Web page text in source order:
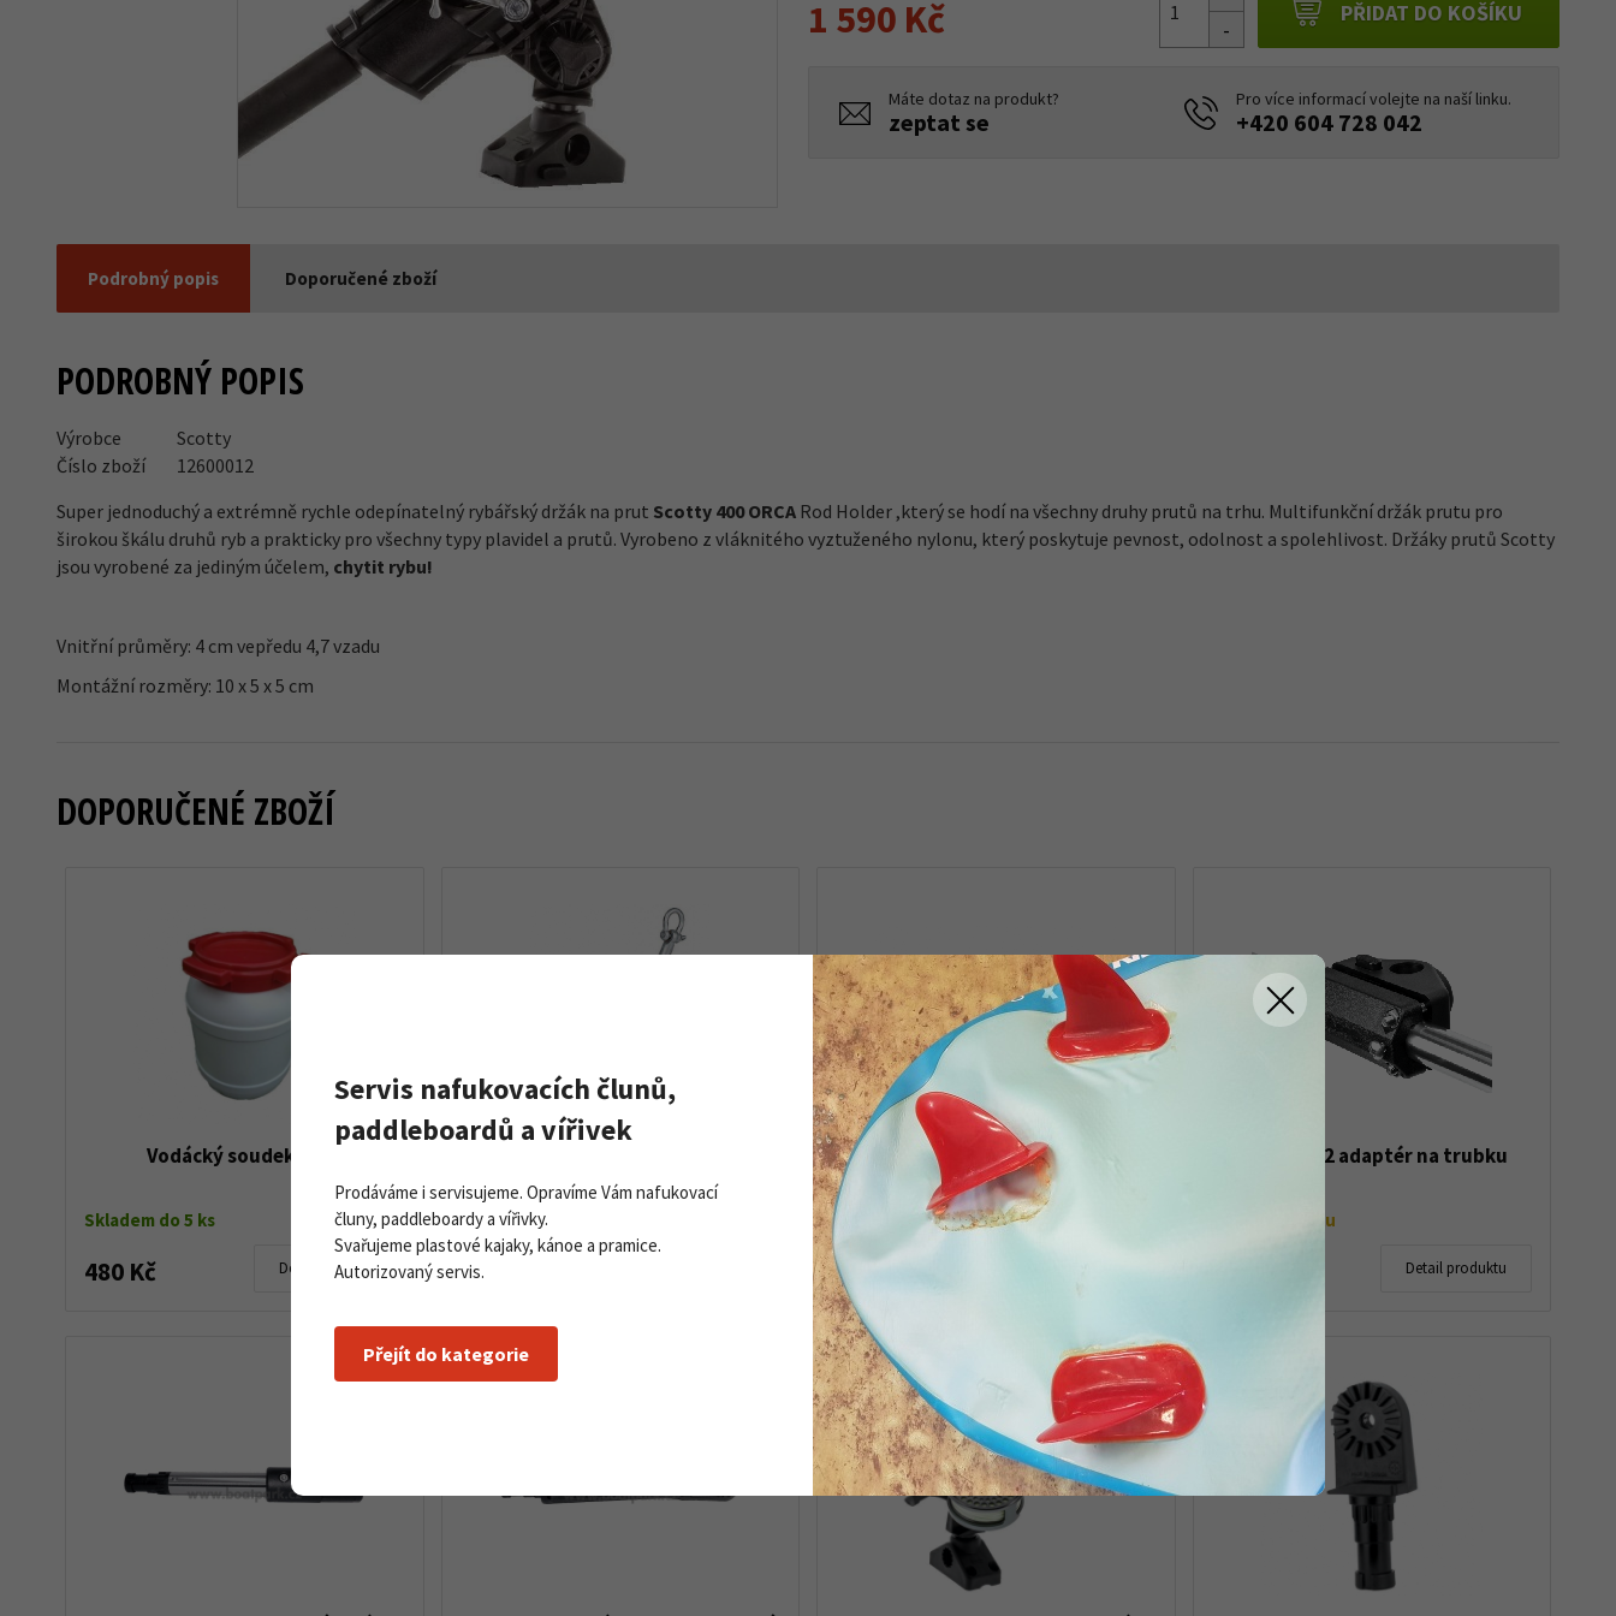
1 590 Kč PŘIDAT DO KOŠÍKU
Máte dotaz na produkt?
zeptat se
Pro více informací volejte na naší linku.
+420 604 728 042
Podrobný popis Doporučené zboží
PODROBNÝ POPIS
Výrobce
Scotty
Číslo zboží
12600012
Super jednoduchý a extrémně rychle odepínatelný rybářský držák na prut Scotty 400 ORCA Rod Holder ,který se hodí na všechny druhy prutů na trhu. Multifunkční držák prutu pro
širokou škálu druhů ryb a prakticky pro všechny typy plavidel a prutů. Vyrobeno z vláknitého vyztuženého nylonu, který poskytuje pevnost, odolnost a spolehlivost. Držáky prutů Scotty
jsou vyrobené za jediným účelem, chytit rybu!
Vnitřní průměry: 4 cm vepředu 4,7 vzadu
Montážní rozměry: 10 x 5 x 5 cm
DOPORUČENÉ ZBOŽÍ
Vodácký soudek 6,4 L
Skladem do 5 ks
480 Kč Detail produktu
Skladem do 5 ks
305 Kč
Servisní souprava na čluny X-
Treme Fix 30 g ve vodotěsném
obalu
Skladem
290 Kč
Scotty 242 adaptér na trubku
Na objednávku
Detail produktu
Servis nafukovacích člunů,
paddleboardů a vířivek
Prodáváme i servisujeme. Opravíme Vám nafukovací
čluny, paddleboardy a vířivky.
Svařujeme plastové kajaky, kánoe a pramice.
Autorizovaný servis.
Přejít do kategorie